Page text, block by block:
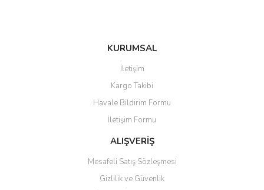
Gönder
KURUMSAL
İletişim
Kargo Takibi
Havale Bildirim Formu
İletişim Formu
ALIŞVERİŞ
Mesafeli Satış Sözleşmesi
Gizlilik ve Güvenlik